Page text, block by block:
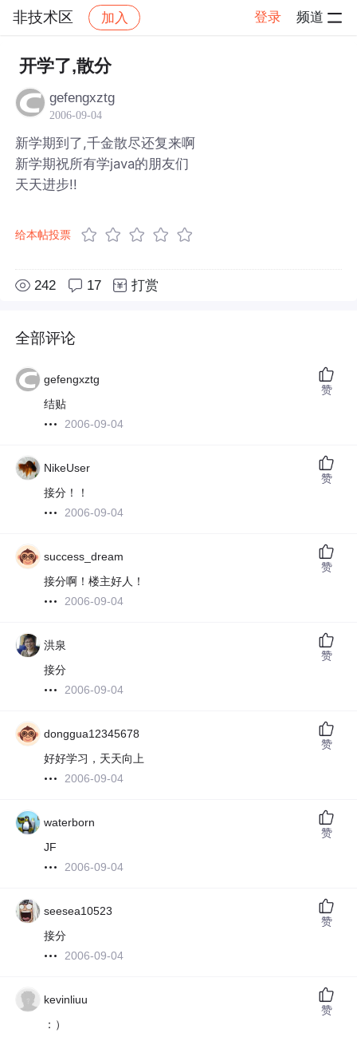
非技术区 加入 登录 频道
社区 非技术区
开学了,散分
gefengxztg
2006-09-04
新学期到了,千金散尽还复来啊
新学期祝所有学java的朋友们
天天进步!!
给本帖投票
242 17 打赏
全部评论
gefengxztg
结贴
2006-09-04
赞
NikeUser
接分！！
2006-09-04
赞
success_dream
接分啊！楼主好人！
2006-09-04
赞
洪泉
接分
2006-09-04
赞
donggua12345678
好好学习，天天向上
2006-09-04
赞
waterborn
JF
2006-09-04
赞
seesea10523
接分
2006-09-04
赞
kevinliuu
：）
赞